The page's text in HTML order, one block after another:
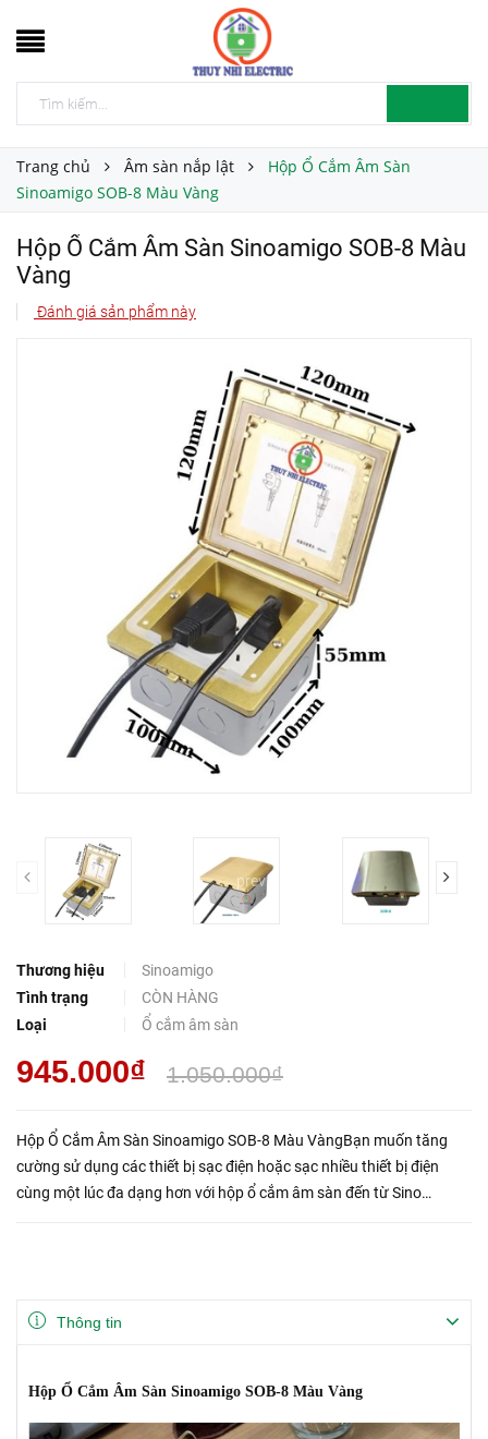
Trang chủ Âm sàn nắp lật
Hộp Ổ Cắm Âm Sàn
Sinoamigo SOB-8 Màu Vàng
Hộp Ổ Cắm Âm Sàn Sinoamigo SOB-8 Màu
Vàng
Đánh giá sản phẩm này
prev
Thương hiệu
Sinoamigo
Tình trạng
CÒN HÀNG
Loại
Ổ cắm âm sàn
945.000₫ 1.050.000₫
Hộp Ổ Cắm Âm Sàn Sinoamigo SOB-8 Màu VàngBạn muốn tăng
cường sử dụng các thiết bị sạc điện hoặc sạc nhiều thiết bị điện
cùng một lúc đa dạng hơn với hộp ổ cắm âm sàn đến từ Sino
Thông tin
Hộp Ổ Cắm Âm Sàn Sinoamigo SOB-8 Màu Vàng